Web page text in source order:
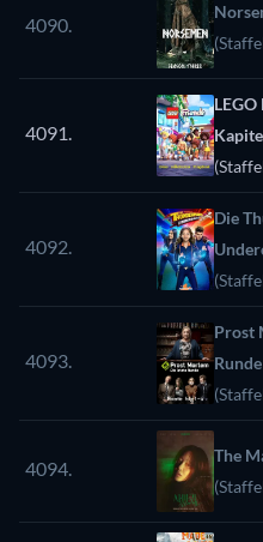
4090.
4091.
4092.
Die
4093.
Prost
Runde
4094.
The